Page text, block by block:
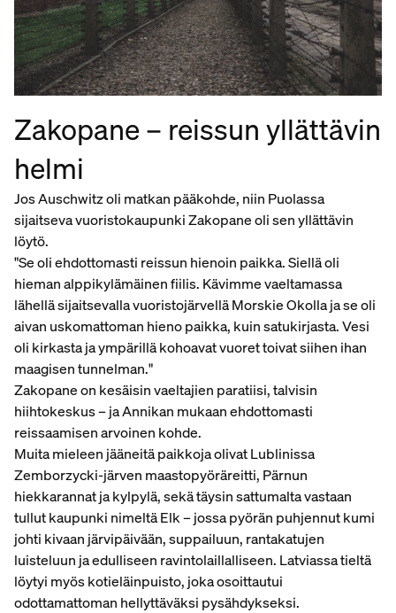
Zakopane – reissun yllättävin
helmi
Jos Auschwitz oli matkan pääkohde, niin Puolassa
sijaitseva vuoristokaupunki Zakopane oli sen yllättävin
löytö.
"Se oli ehdottomasti reissun hienoin paikka. Siellä oli
hieman alppikylämäinen fiilis. Kävimme vaeltamassa
lähellä sijaitsevalla vuoristojärvellä Morskie Okolla ja se oli
aivan uskomattoman hieno paikka, kuin satukirjasta. Vesi
oli kirkasta ja ympärillä kohoavat vuoret toivat siihen ihan
maagisen tunnelman."
Zakopane on kesäisin vaeltajien paratiisi, talvisin
hiihtokeskus – ja Annikan mukaan ehdottomasti
reissaamisen arvoinen kohde.
Muita mieleen jääneitä paikkoja olivat Lublinissa
Zemborzycki-järven maastopyöräreitti, Pärnun
hiekkarannat ja kylpylä, sekä täysin sattumalta vastaan
tullut kaupunki nimeltä Elk – jossa pyörän puhjennut kumi
johti kivaan järvipäivään, suppailuun, rantakatujen
luisteluun ja edulliseen ravintolaillalliseen. Latviassa tieltä
löytyi myös kotieläinpuisto, joka osoittautui
odottamattoman hellyttäväksi pysähdykseksi.